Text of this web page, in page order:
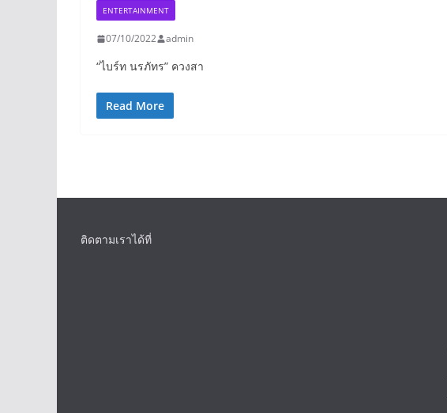
ENTERTAINMENT
07/10/2022 admin
“ไบร์ท นรภัทร” ควงสา
Read More
ติดตามเราได้ที่